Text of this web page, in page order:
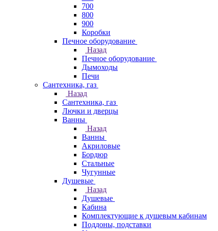
700
800
900
Коробки
Печное оборудование
Назад
Печное оборудование
Дымоходы
Печи
Сантехника, газ
Назад
Сантехника, газ
Лючки и дверцы
Ванны
Назад
Ванны
Акриловые
Бордюр
Стальные
Чугунные
Душевые
Назад
Душевые
Кабина
Комплектующие к душевым кабинам
Поддоны, подставки